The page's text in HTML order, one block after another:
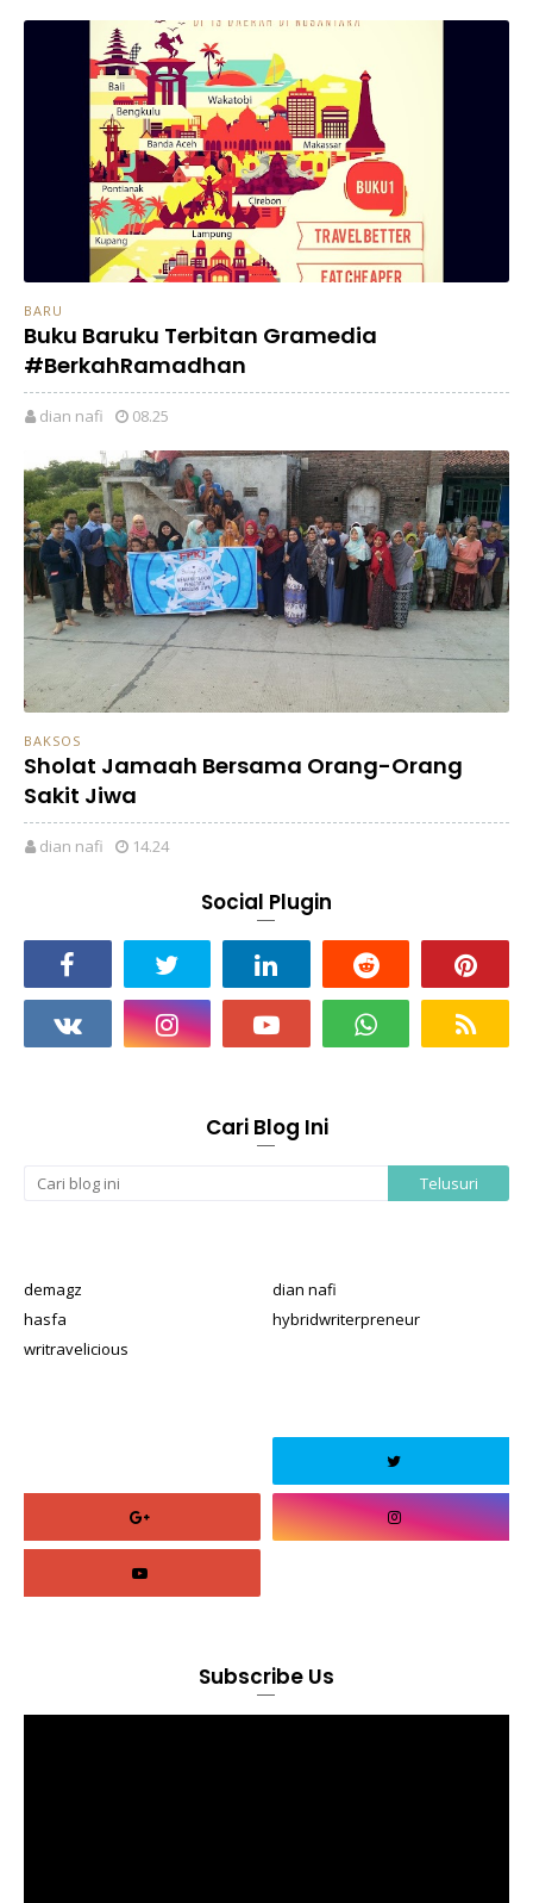
BARU
Buku Baruku Terbitan Gramedia
#BerkahRamadhan
dian nafi 08.25
BAKSOS
Sholat Jamaah Bersama Orang-Orang
Sakit Jiwa
dian nafi 14.24
Social Plugin
Cari Blog Ini
demagz
dian nafi
hasfa
hybridwriterpreneur
writravelicious
Subscribe Us